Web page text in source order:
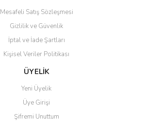
Gönder
Mesafeli Satış Sözleşmesi
Gizlilik ve Güvenlik
İptal ve İade Şartları
Kişisel Veriler Politikası
ÜYELİK
Yeni Üyelik
Üye Girişi
Şifremi Unuttum